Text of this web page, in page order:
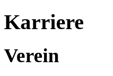
Karriere
Verein